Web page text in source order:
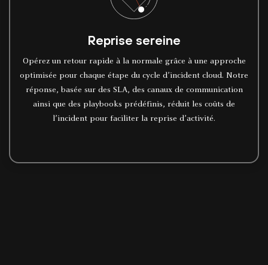
Reprise sereine
Opérez un retour rapide à la normale grâce à une approche
optimisée pour chaque étape du cycle d’incident cloud. Notre
réponse, basée sur des SLA, des canaux de communication
ainsi que des playbooks prédéfinis, réduit les coûts de
l’incident pour faciliter la reprise d’activité.